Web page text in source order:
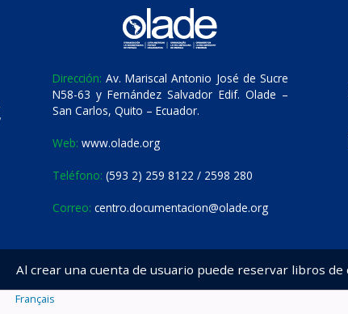
Dirección: Av. Mariscal Antonio José de Sucre
N58-63 y Fernández Salvador Edif. Olade –
San Carlos, Quito – Ecuador.
Web: www.olade.org
Teléfono: (593 2) 259 8122 / 2598 280
Correo: centro.documentacion@olade.org
Al crear una cuenta de usuario puede reservar libros
Français